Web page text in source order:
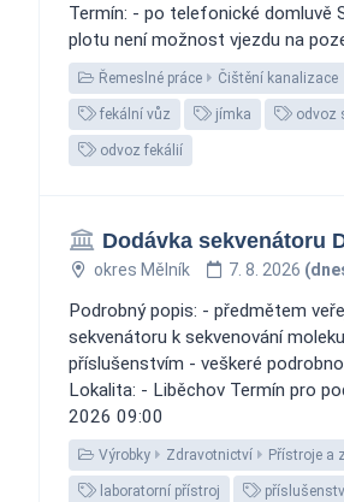
Termín: - po telefonické domluvě
plotu není možnost vjezdu na
Řemeslné práce Čištění kanalizace
fekální vůz jímka odvoz
odvoz fekálií
Dodávka sekvenátoru
okres Mělník 7. 8. 2026
Podrobný popis: - předmětem
sekvenátoru k sekvenování
příslušenstvím - veškeré
Lokalita: - Liběchov Termín pro
2026 09:00
Výrobky Zdravotnictví Přístroje a
laboratorní přístroj